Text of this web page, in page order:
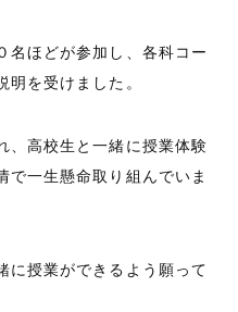
名ほどが参加し、各科コー
明を受けました。
、高校生と一緒に授業体験
で一生懸命取り組んでいま
に授業ができるよう願って